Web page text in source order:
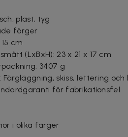
plast, tyg
färger
cm
(LxBxH): 23 x 21 x 17 cm
3407 g
Färgläggning, skiss, lettering
för fabrikationsfel
i olika färger